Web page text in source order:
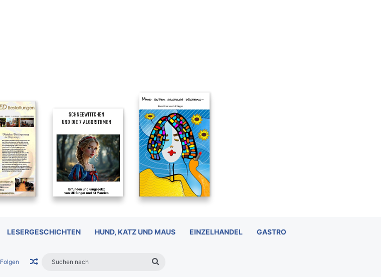
LESERGESCHICHTEN HUND, KATZ UND MAUS EINZELHANDEL GASTRO
Folgen Zufälliger Artikel
Suchen